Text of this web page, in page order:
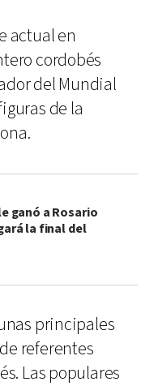
actual en
cordobés
del Mundial
de la
ganó a Rosario
la final del
principales
referentes
Las populares